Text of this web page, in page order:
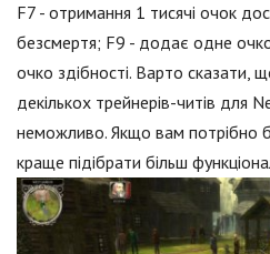
F7 - отримання 1 тисячі очок
безсмертя; F9 - додає одне
очко здібності. Варто сказати,
декількох трейнерів-читів для
неможливо. Якщо вам потрібно
краще підібрати більш